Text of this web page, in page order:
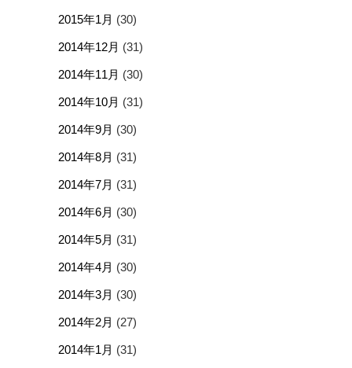
2015年1月 (30)
2014年12月 (31)
2014年11月 (30)
2014年10月 (31)
2014年9月 (30)
2014年8月 (31)
2014年7月 (31)
2014年6月 (30)
2014年5月 (31)
2014年4月 (30)
2014年3月 (30)
2014年2月 (27)
2014年1月 (31)